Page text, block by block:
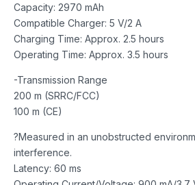
Capacity: 2970 mAh
Compatible Charger: 5 V/2 A
Charging Time: Approx. 2.5 hours
Operating Time: Approx. 3.5 hours
-Transmission Range
200 m (SRRC/FCC)
100 m (CE)
?Measured in an unobstructed
interference.
Latency: 60 ms